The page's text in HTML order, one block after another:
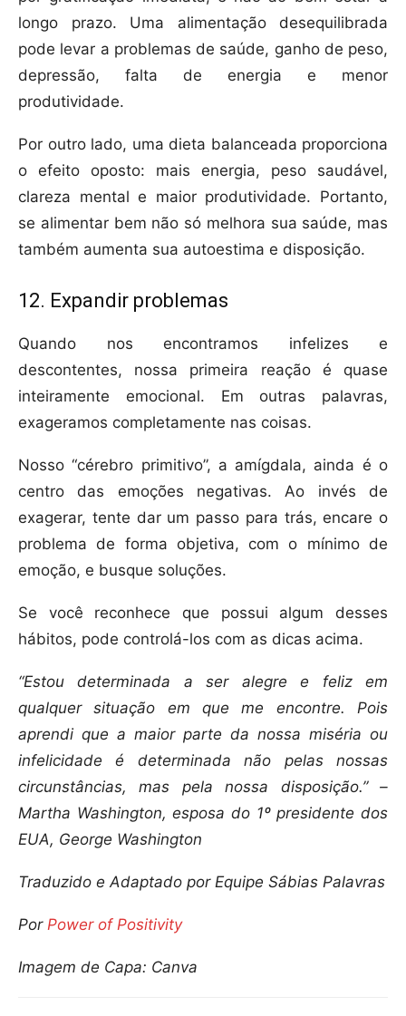
longo prazo. Uma alimentação desequilibrada
pode levar a problemas de saúde, ganho de peso,
depressão, falta de energia e menor
produtividade.
Por outro lado, uma dieta balanceada proporciona
o efeito oposto: mais energia, peso saudável,
clareza mental e maior produtividade. Portanto,
se alimentar bem não só melhora sua saúde, mas
também aumenta sua autoestima e disposição.
12. Expandir problemas
Quando nos encontramos infelizes e
descontentes, nossa primeira reação é quase
inteiramente emocional. Em outras palavras,
exageramos completamente nas coisas.
Nosso “cérebro primitivo”, a amígdala, ainda é o
centro das emoções negativas. Ao invés de
exagerar, tente dar um passo para trás, encare o
problema de forma objetiva, com o mínimo de
emoção, e busque soluções.
Se você reconhece que possui algum desses
hábitos, pode controlá-los com as dicas acima.
“Estou determinada a ser alegre e feliz em
qualquer situação em que me encontre. Pois
aprendi que a maior parte da nossa miséria ou
infelicidade é determinada não pelas nossas
circunstâncias, mas pela nossa disposição.” –
Martha Washington, esposa do 1º presidente dos
EUA, George Washington
Traduzido e Adaptado por Equipe Sábias Palavras
Por Power of Positivity
Imagem de Capa: Canva